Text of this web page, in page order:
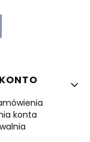
stopce
konta